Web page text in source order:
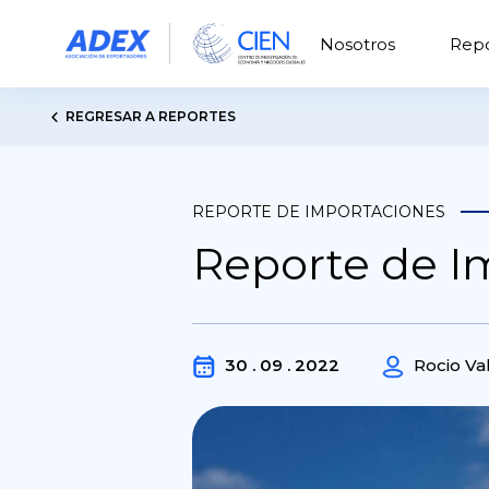
Nosotros
REGRESAR A REPORTES
REPORTE DE IMPORTACIONES
Reporte de
30 . 09 . 2022 Rocio